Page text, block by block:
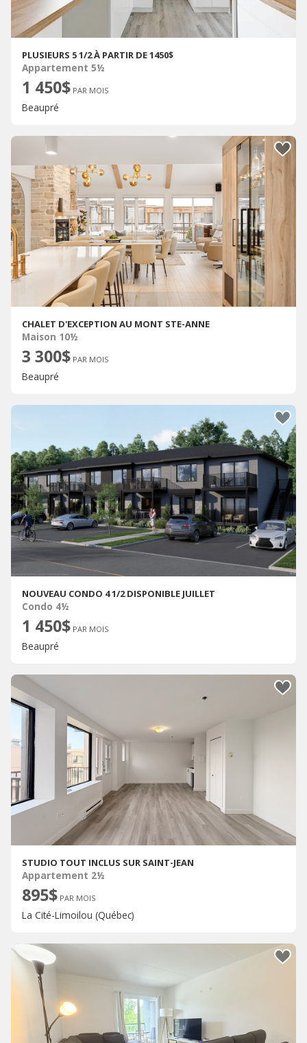
PLUSIEURS 5 1/2 À PARTIR DE 1450$
Appartement 5½
1 450$ PAR MOIS
Beaupré
CHALET D'EXCEPTION AU MONT STE-ANNE
Maison 10½
3 300$ PAR MOIS
Beaupré
NOUVEAU CONDO 4 1/2 DISPONIBLE JUILLET
Condo 4½
1 450$ PAR MOIS
Beaupré
STUDIO TOUT INCLUS SUR SAINT-JEAN
Appartement 2½
895$ PAR MOIS
La Cité-Limoilou (Québec)